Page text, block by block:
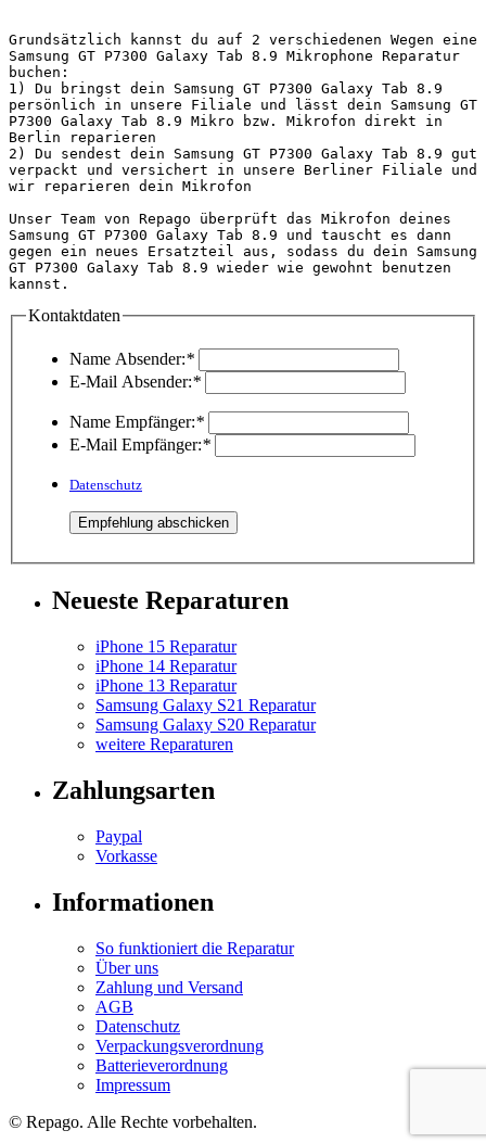
Grundsätzlich kannst du auf 2 verschiedenen Wegen eine
Samsung GT P7300 Galaxy Tab 8.9 Mikrophone Reparatur
buchen:
1) Du bringst dein Samsung GT P7300 Galaxy Tab 8.9
persönlich in unsere Filiale und lässt dein Samsung GT
P7300 Galaxy Tab 8.9 Mikro bzw. Mikrofon direkt in
Berlin reparieren
2) Du sendest dein Samsung GT P7300 Galaxy Tab 8.9 gut
verpackt und versichert in unsere Berliner Filiale und
wir reparieren dein Mikrofon
Unser Team von Repago überprüft das Mikrofon deines
Samsung GT P7300 Galaxy Tab 8.9 und tauscht es dann
gegen ein neues Ersatzteil aus, sodass du dein Samsung
GT P7300 Galaxy Tab 8.9 wieder wie gewohnt benutzen
kannst.
Kontaktdaten
Name Absender:*
E-Mail Absender:*
Name Empfänger:*
E-Mail Empfänger:*
Datenschutz
Neueste Reparaturen
iPhone 15 Reparatur
iPhone 14 Reparatur
iPhone 13 Reparatur
Samsung Galaxy S21 Reparatur
Samsung Galaxy S20 Reparatur
weitere Reparaturen
Zahlungsarten
Paypal
Vorkasse
Informationen
So funktioniert die Reparatur
Über uns
Zahlung und Versand
AGB
Datenschutz
Verpackungsverordnung
Batterieverordnung
Impressum
© Repago. Alle Rechte vorbehalten.